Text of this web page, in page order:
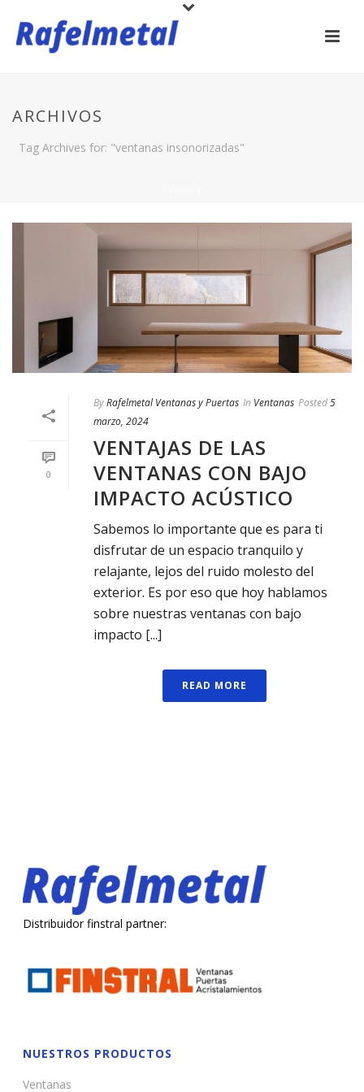
ARCHIVOS
Tag Archives for: "ventanas insonorizadas"
0
ByRafelmetal Ventanas y Puertas In Ventanas Posted5
marzo, 2024
VENTAJAS DE LAS
VENTANAS CON BAJO
IMPACTO ACÚSTICO
Sabemos lo importante que es para ti
disfrutar de un espacio tranquilo y
relajante, lejos del ruido molesto del
exterior. Es por eso que hoy hablamos
sobre nuestras ventanas con bajo
impacto [...]
READ MORE
Distribuidor finstral partner:
NUESTROS PRODUCTOS
Ventanas